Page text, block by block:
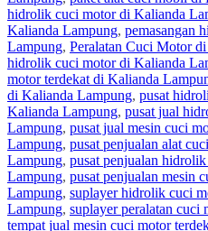
hidrolik cuci motor di Kalianda
Kalianda Lampung, pemasangan
Lampung, Peralatan Cuci Motor
hidrolik cuci motor di Kalianda
motor terdekat di Kalianda
di Kalianda Lampung, pusat
Kalianda Lampung, pusat jual
Lampung, pusat jual mesin cuci
Lampung, pusat penjualan alat
Lampung, pusat penjualan
Lampung, pusat penjualan mesin
Lampung, suplayer hidrolik cuci
Lampung, suplayer peralatan
tempat jual mesin cuci motor